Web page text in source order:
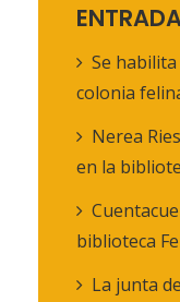
Se
colonia
Nerea
en la
biblioteca
La junta